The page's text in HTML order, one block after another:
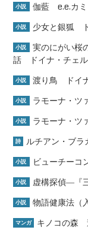
小説 伽藍 e.e.カミ
小説 少女と銀狐
小説
実のにがい桜
話 ドイナ・チェル
小説 渡り鳥 ドイ
小説 ラモーナ・ツ
小説 ラモーナ・ツ
詩 ルチアン・ブラ
小説 ビューチーコ
小説 虚構探偵―『
小説 物語健康法（
マンガ キノコの森